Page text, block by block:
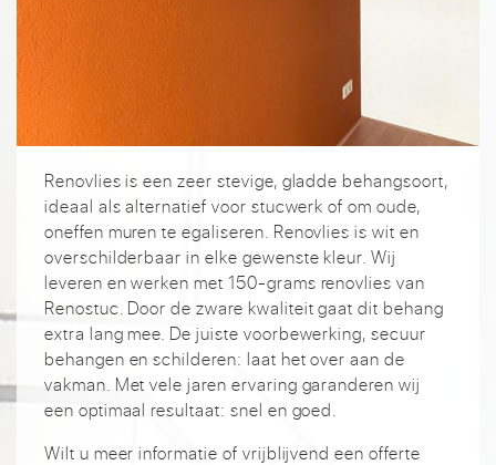
Renovlies is een zeer stevige, gladde behangsoort,
ideaal als alternatief voor stucwerk of om oude,
oneffen muren te egaliseren. Renovlies is wit en
overschilderbaar in elke gewenste kleur. Wij
leveren en werken met 150-grams renovlies van
Renostuc. Door de zware kwaliteit gaat dit behang
extra lang mee. De juiste voorbewerking, secuur
behangen en schilderen: laat het over aan de
vakman. Met vele jaren ervaring garanderen wij
een optimaal resultaat: snel en goed.
Wilt u meer informatie of vrijblijvend een offerte